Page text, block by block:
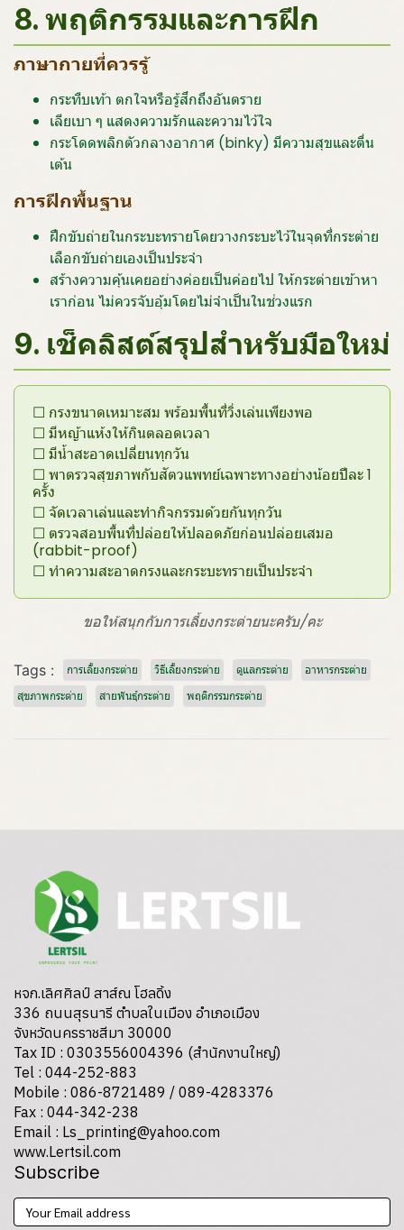
8. พฤติกรรมและการฝึก
ภาษากายที่ควรรู้
กระทืบเท้า ตกใจหรือรู้สึกถึงอันตราย
เลียเบา ๆ แสดงความรักและความไว้ใจ
กระโดดพลิกตัวกลางอากาศ (binky) มีความสุขและตื่น
เต้น
การฝึกพื้นฐาน
ฝึกขับถ่ายในกระบะทรายโดยวางกระบะไว้ในจุดที่กระต่าย
เลือกขับถ่ายเองเป็นประจำ
สร้างความคุ้นเคยอย่างค่อยเป็นค่อยไป ให้กระต่ายเข้าหา
เราก่อน ไม่ควรจับอุ้มโดยไม่จำเป็นในช่วงแรก
9. เช็คลิสต์สรุปสำหรับมือใหม่
☐ กรงขนาดเหมาะสม พร้อมพื้นที่วิ่งเล่นเพียงพอ
☐ มีหญ้าแห้งให้กินตลอดเวลา
☐ มีน้ำสะอาดเปลี่ยนทุกวัน
☐ พาตรวจสุขภาพกับสัตวแพทย์เฉพาะทางอย่างน้อยปีละ 1
ครั้ง
☐ จัดเวลาเล่นและทำกิจกรรมด้วยกันทุกวัน
☐ ตรวจสอบพื้นที่ปล่อยให้ปลอดภัยก่อนปล่อยเสมอ
(rabbit-proof)
☐ ทำความสะอาดกรงและกระบะทรายเป็นประจำ
ขอให้สนุกกับการเลี้ยงกระต่ายนะครับ/คะ
Tags : การเลี้ยงกระต่าย วิธีเลี้ยงกระต่าย ดูแลกระต่าย
อาหารกระต่าย
สุขภาพกระต่าย
สายพันธุ์กระต่าย พฤติกรรมกระต่าย
หจก.เลิศศิลป์ สาส์ณ โฮลดิ้ง
336 ถนนสุรนารี ตำบลในเมือง อำเภอเมือง
จังหวัดนครราชสีมา 30000
Tax ID : 0303556004396 (สำนักงานใหญ่)
Tel : 044-252-883
Mobile : 086-8721489 / 089-4283376
Fax : 044-342-238
Email : Ls_printing@yahoo.com
www.Lertsil.com
Subscribe